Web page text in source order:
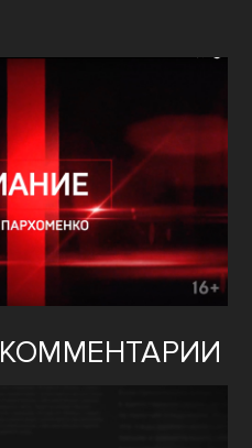
КОММЕНТАРИИ